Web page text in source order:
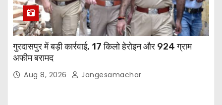
गुरदासपुर में बड़ी कार्रवाई, 17 किलो हेरोइन और 924 ग्राम
अफीम बरामद
Aug 8, 2026 Jangesamachar